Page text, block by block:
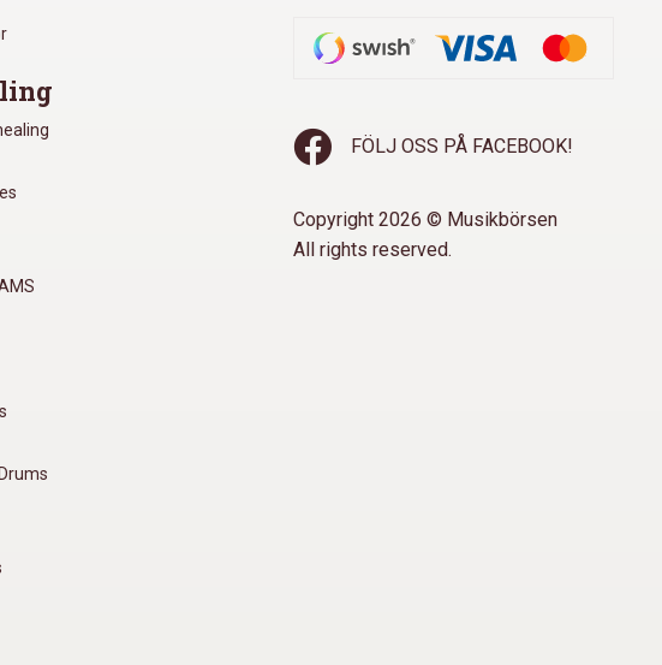
FÖLJ OSS PÅ FACEBOOK!
Copyright 2026 © Musikbörsen
All rights reserved.